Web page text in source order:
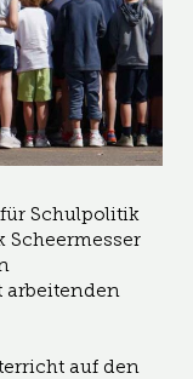
Schulpolitik
Scheermesser
arbeitenden
auf den